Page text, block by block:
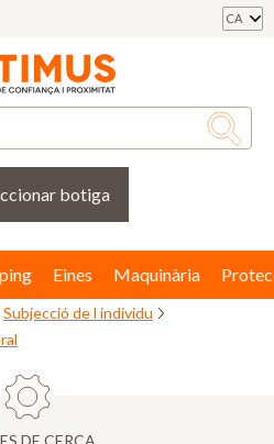
CA
botiga
Eines Maquinària
Subjecció de l individu
DE CERCA